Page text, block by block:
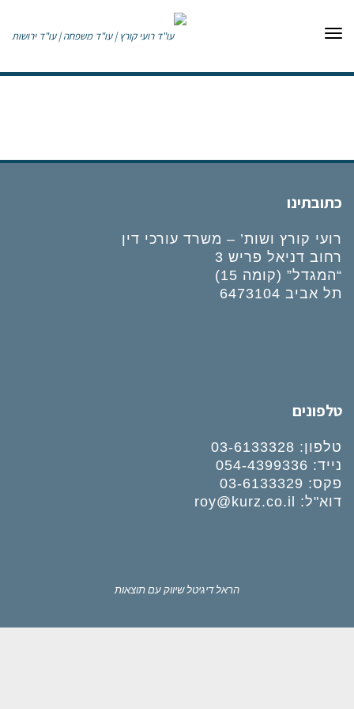
תפריט
כתובתינו
רועי קורץ ושות’ – משרד עורכי דין
רחוב דניאל פריש 3
“המגדל” (קומה 15)
תל אביב 6473104
טלפונים
טלפון: 03-6133328
נייד: 054-4399336
פקס: 03-6133329
דוא"ל: roy@kurz.co.il
הראל דיגיטלשיווק עם תוצאות